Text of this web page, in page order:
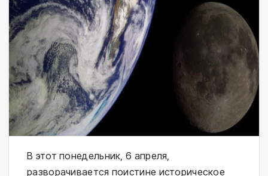
В этот понедельник, 6 апреля,
разворачивается поистине историческое